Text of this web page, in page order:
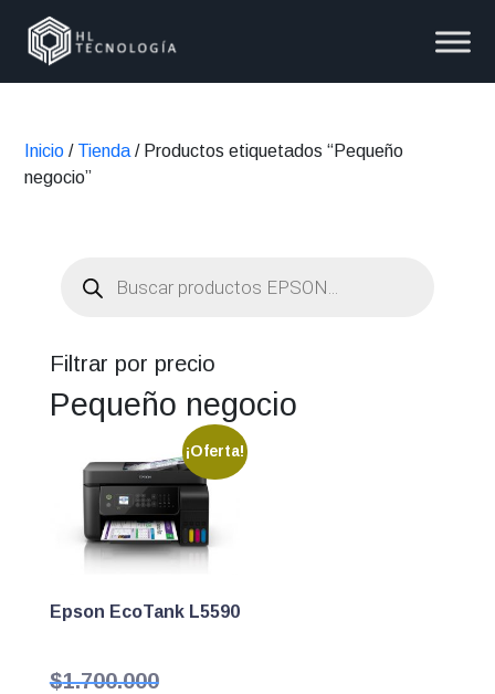
Inicio / Tienda / Productos etiquetados “Pequeño
negocio”
productos
Filtrar por precio
Pequeño negocio
¡Oferta!
Epson EcoTank L5590
$1.700.000El